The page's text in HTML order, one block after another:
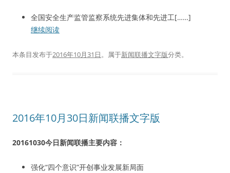
全国安全生产监管监察系统先进集体和先进工[……]
继续阅读
本条目发布于2016年10月31日。属于新闻联播文字版分类。
2016年10月30日新闻联播文字版
20161030今日新闻联播主要内容：
强化“四个意识”开创事业发展新局面